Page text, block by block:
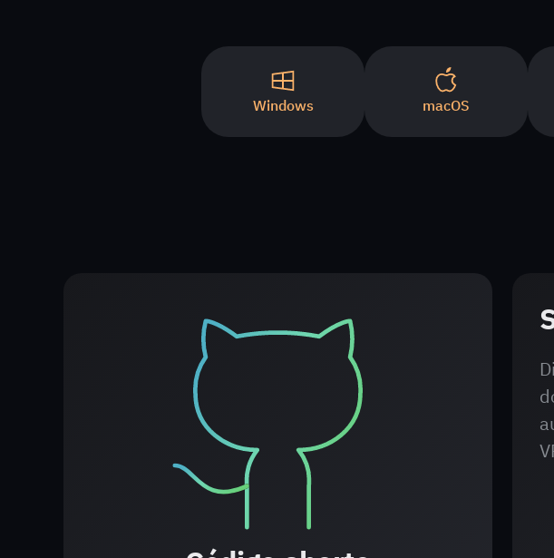
Windows macOS